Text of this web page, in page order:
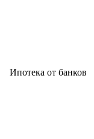
Ипотека от банков